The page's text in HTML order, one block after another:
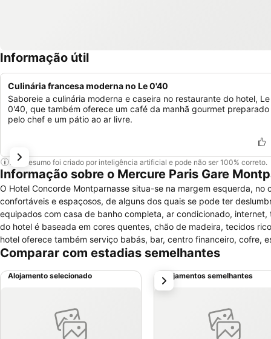
Informação útil
Culinária francesa moderna no Le 0'40
Saboreie a culinária moderna e caseira no restaurante do hotel, Le
0'40, que também oferece um café da manhã gourmet preparado
pelo chef e um pátio ao ar livre.
Este resumo foi criado por inteligência artificial e pode não ser 100% correto.
Informação sobre o Mercure Paris Gare
O Hotel Concorde Montparnasse situa-se na margem esquerda,
confortáveis e espaçosos, de alguns dos quais se pode ter
equipados com casa de banho completa, ar condicionado,
do hotel é baseada em cores quentes, chão de madeira, tecidos
hotel oferece também serviço babás, bar, centro financeiro, cofre,
crianças, restaurante, serviço quartos, sala de leitura, permissão
Comparar com estadias semelhantes
Alojamento selecionado Alojamentos semelhantes
próximo